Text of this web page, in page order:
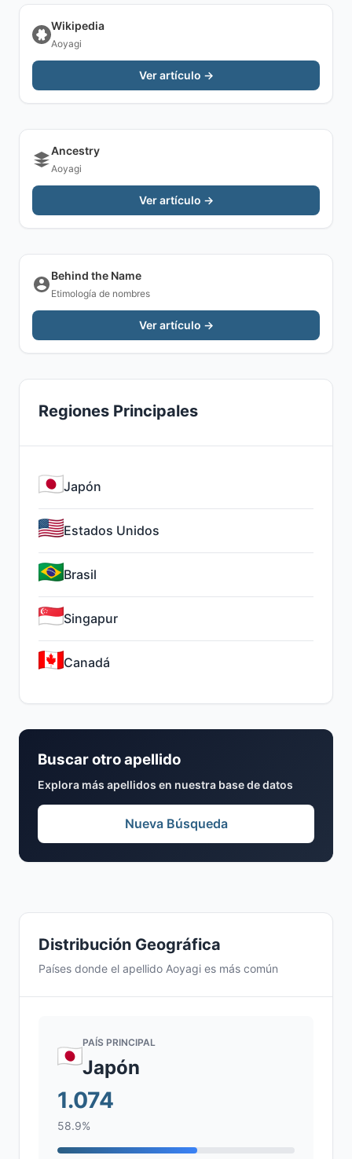
Distribución Geográfica
Países donde el apellido Aoyagi es más común
PAÍS PRINCIPAL
Japón
1.074
58.9%
Wikipedia
Aoyagi
Ver artículo →
Ancestry
Aoyagi
Ver artículo →
Behind the Name
Etimología de nombres
Ver artículo →
Regiones Principales
Japón
Estados Unidos
Brasil
Singapur
Canadá
Buscar otro apellido
Explora más apellidos en nuestra base de datos
Nueva Búsqueda